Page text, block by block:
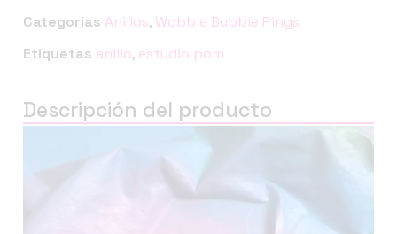
Categorías Anillos, Wobble Bubble Rings
Etiquetas anillo, estudio pom
Descripción del producto